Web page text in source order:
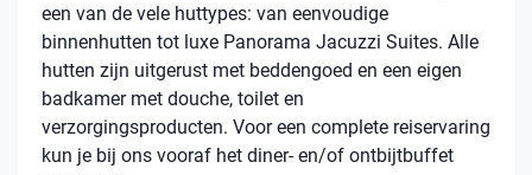
een van de vele huttypes: van eenvoudige
binnenhutten tot luxe Panorama Jacuzzi Suites. Alle
hutten zijn uitgerust met beddengoed en een eigen
badkamer met douche, toilet en
verzorgingsproducten. Voor een complete reiservaring
kun je bij ons vooraf het diner- en/of ontbijtbuffet